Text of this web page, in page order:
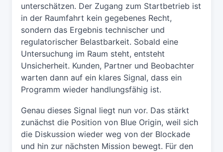
unterschätzen. Der Zugang zum Startbetrieb ist
in der Raumfahrt kein gegebenes Recht,
sondern das Ergebnis technischer und
regulatorischer Belastbarkeit. Sobald eine
Untersuchung im Raum steht, entsteht
Unsicherheit. Kunden, Partner und Beobachter
warten dann auf ein klares Signal, dass ein
Programm wieder handlungsfähig ist.
Genau dieses Signal liegt nun vor. Das stärkt
zunächst die Position von Blue Origin, weil sich
die Diskussion wieder weg von der Blockade
und hin zur nächsten Mission bewegt. Für den